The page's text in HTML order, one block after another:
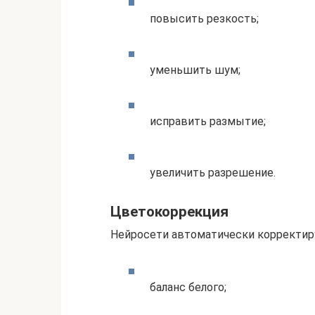
повысить резкость;
уменьшить шум;
исправить размытие;
увеличить разрешение.
Цветокоррекция
Нейросети автоматически
баланс белого;